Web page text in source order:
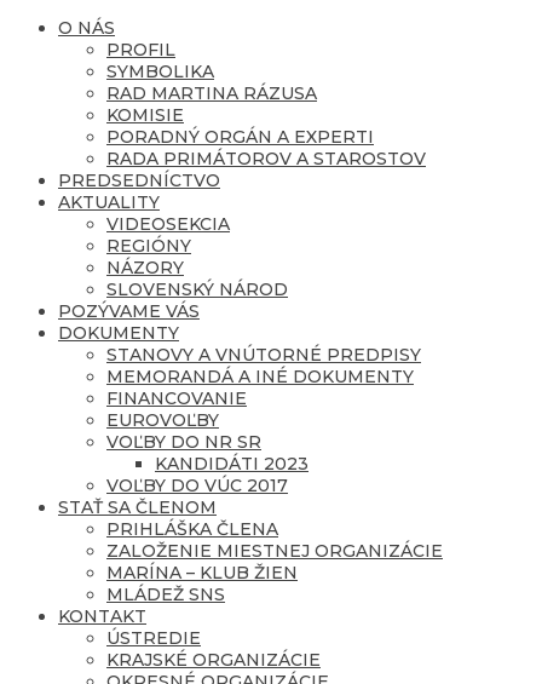
O NÁS
PROFIL
SYMBOLIKA
RAD MARTINA RÁZUSA
KOMISIE
PORADNÝ ORGÁN A EXPERTI
RADA PRIMÁTOROV A STAROSTOV
PREDSEDNÍCTVO
AKTUALITY
VIDEOSEKCIA
REGIÓNY
NÁZORY
SLOVENSKÝ NÁROD
POZÝVAME VÁS
DOKUMENTY
STANOVY A VNÚTORNÉ PREDPISY
MEMORANDÁ A INÉ DOKUMENTY
FINANCOVANIE
EUROVOĽBY
VOĽBY DO NR SR
KANDIDÁTI 2023
VOĽBY DO VÚC 2017
STAŤ SA ČLENOM
PRIHLÁŠKA ČLENA
ZALOŽENIE MIESTNEJ ORGANIZÁCIE
MARÍNA – KLUB ŽIEN
MLÁDEŽ SNS
KONTAKT
ÚSTREDIE
KRAJSKÉ ORGANIZÁCIE